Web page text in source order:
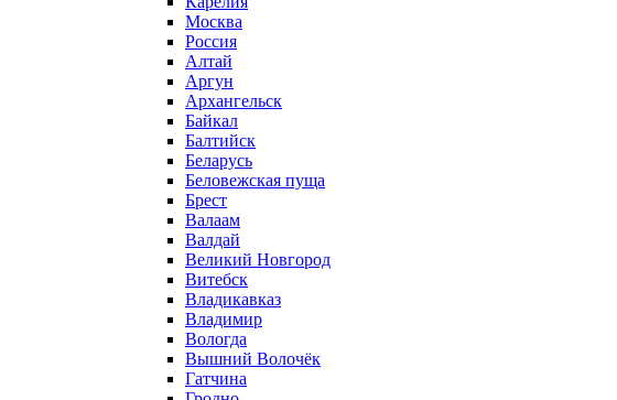
Москва
Россия
Алтай
Аргун
Архангельск
Байкал
Балтийск
Беларусь
Беловежская пуща
Брест
Валаам
Валдай
Великий Новгород
Витебск
Владикавказ
Владимир
Вологда
Вышний Волочёк
Гатчина